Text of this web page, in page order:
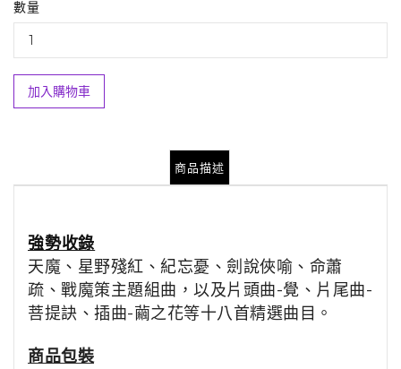
數量
加入購物車
商品描述
強勢收錄
天魔、星野殘紅、紀忘憂、劍說俠喻、命蕭
疏、戰魔策主題組曲，以及片頭曲-覺、片尾曲-
菩提訣、插曲-繭之花等十八首精選曲目。
商品包裝